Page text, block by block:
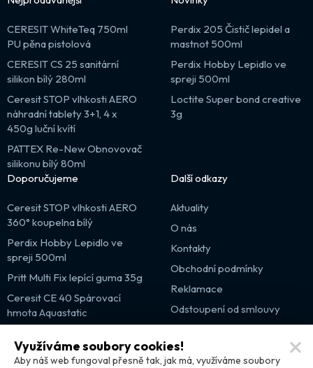
CERESIT WhiteTeq 750ml
PU pěna pistolová
CERESIT CS 25 sanitární
silikon bílý 280ml
Ceresit STOP vlhkosti AERO
náhradní tablety 3+1, 4 x
450g luční kvítí
PATTEX Re-New Obnovovač
silikonu bílý 80ml
Perdix 205 Čistič lepidel a
mastnot 500ml
Perdix Hobby Lepidlo ve
spreji 500ml
Loctite Super bond creative
3g
Doporučujeme
Ceresit STOP vlhkosti AERO
360° koupelna bílý
Perdix Hobby Lepidlo ve
spreji 500ml
Pritt Multi Fix lepící guma 35g
Ceresit CE 40 Spárovací
hmota Aquastatic
Další odkazy
Aktuality
O nás
Kontakty
Obchodní podmínky
Reklamace
Odstoupení od smlouvy
Výprodej
Partnerské weby
Využíváme soubory cookies!
Aby náš web fungoval přesně tak, jak má, využíváme soubory